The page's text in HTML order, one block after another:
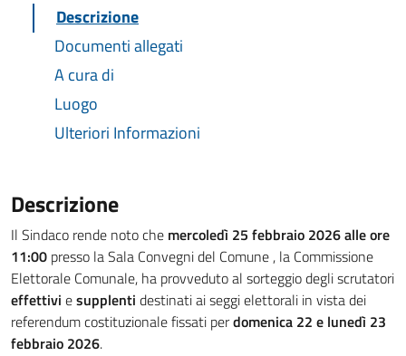
Descrizione
Documenti allegati
A cura di
Luogo
Ulteriori Informazioni
Descrizione
Il Sindaco rende noto che mercoledì 25 febbraio 2026 alle ore
11:00 presso la Sala Convegni del Comune , la Commissione
Elettorale Comunale, ha provveduto al sorteggio degli scrutatori
effettivi esupplenti destinati ai seggi elettorali in vista dei
referendum costituzionale fissati perdomenica 22 e lunedì 23
febbraio 2026.